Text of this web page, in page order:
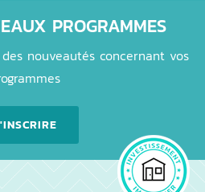
PROGRAMMES
nouveautés concernant vos